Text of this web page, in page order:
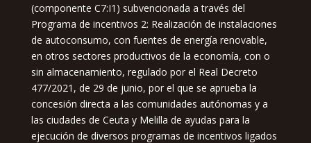
(componente C7:I1) subvencionada a través del
Programa de incentivos 2: Realización de instalaciones
de autoconsumo, con fuentes de energía renovable,
en otros sectores productivos de la economía, con o
sin almacenamiento, regulado por el Real Decreto
477/2021, de 29 de junio, por el que se aprueba la
concesión directa a las comunidades autónomas y a
las ciudades de Ceuta y Melilla de ayudas para la
ejecución de diversos programas de incentivos ligados